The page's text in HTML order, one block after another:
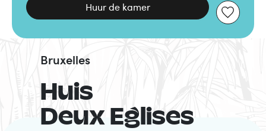
Huur de kamer
Huis
Deux Eglises
Bruxelles